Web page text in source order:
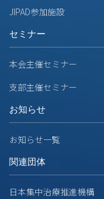
JIPAD参加施設
セミナー
本会主催セミナー
支部主催セミナー
お知らせ
お知らせ一覧
関連団体
日本集中治療推進機構